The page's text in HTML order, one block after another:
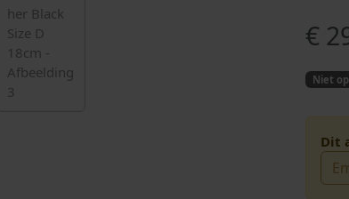
€
Niet
Dit